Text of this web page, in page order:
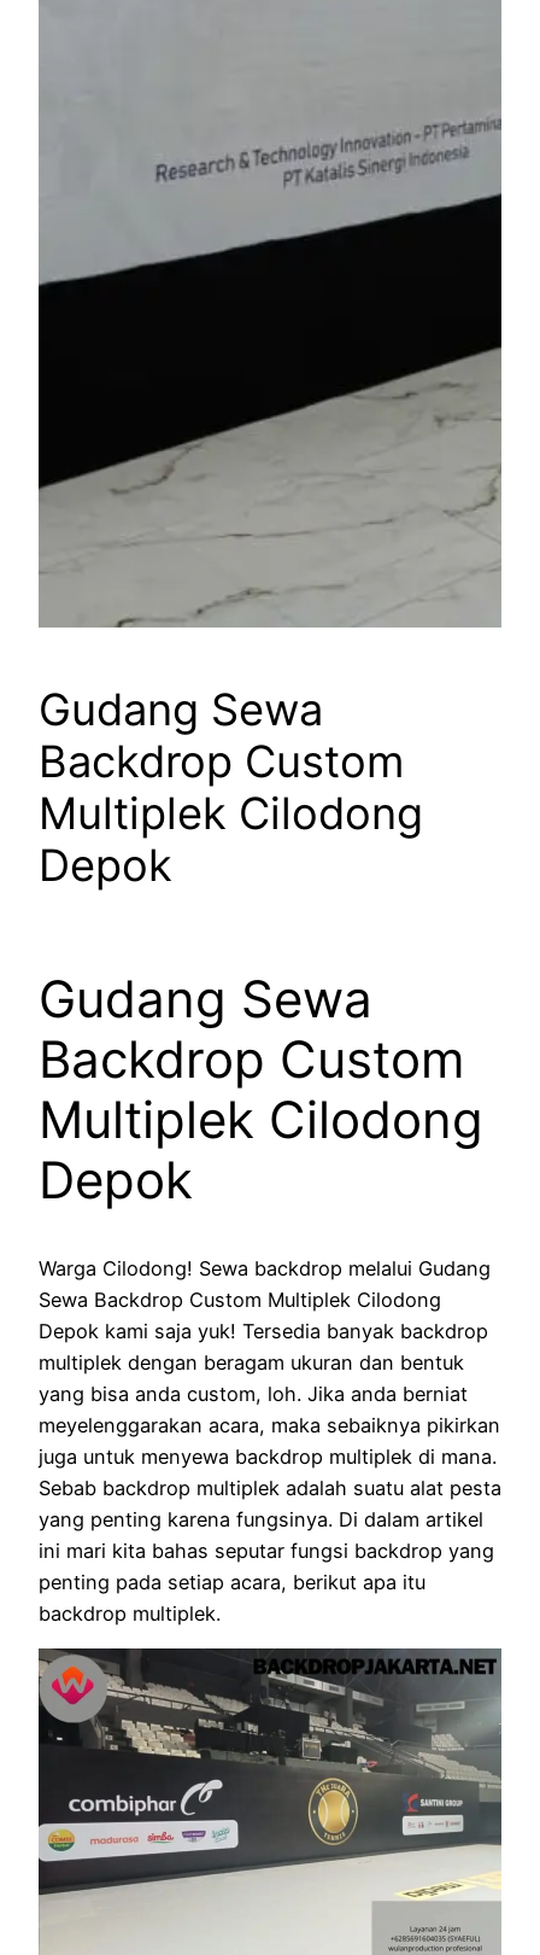
Gudang Sewa
Backdrop Custom
Multiplek Cilodong
Depok
Gudang Sewa
Backdrop Custom
Multiplek Cilodong
Depok
Warga Cilodong! Sewa backdrop melalui Gudang
Sewa Backdrop Custom Multiplek Cilodong
Depok kami saja yuk! Tersedia banyak backdrop
multiplek dengan beragam ukuran dan bentuk
yang bisa anda custom, loh. Jika anda berniat
meyelenggarakan acara, maka sebaiknya pikirkan
juga untuk menyewa backdrop multiplek di mana.
Sebab backdrop multiplek adalah suatu alat pesta
yang penting karena fungsinya. Di dalam artikel
ini mari kita bahas seputar fungsi backdrop yang
penting pada setiap acara, berikut apa itu
backdrop multiplek.